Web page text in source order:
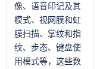
像、语音印记及其
模式、视网膜和虹
膜扫描、掌纹和指
纹、步态、键盘使
用模式等，这些数